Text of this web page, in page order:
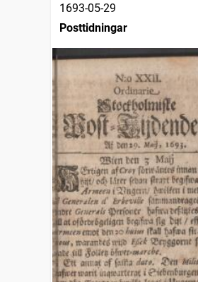
1693-05-29
Posttidningar